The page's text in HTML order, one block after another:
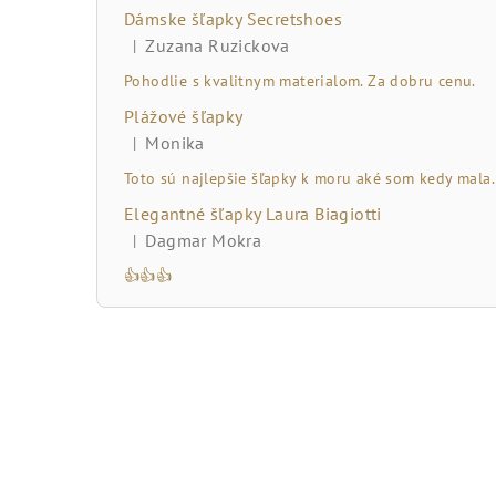
l
Dámske šľapky Secretshoes
Hodnotenie produktu je 5 z 5 hviezdičiek.
| Zuzana Ruzickova
Pohodlie s kvalitnym materialom. Za dobru cenu.
Plážové šľapky
Hodnotenie produktu je 5 z 5 hviezdičiek.
| Monika
Toto sú najlepšie šľapky k moru aké som kedy mala.
Elegantné šľapky Laura Biagiotti
Hodnotenie produktu je 5 z 5 hviezdičiek.
| Dagmar Mokra
👍👍👍